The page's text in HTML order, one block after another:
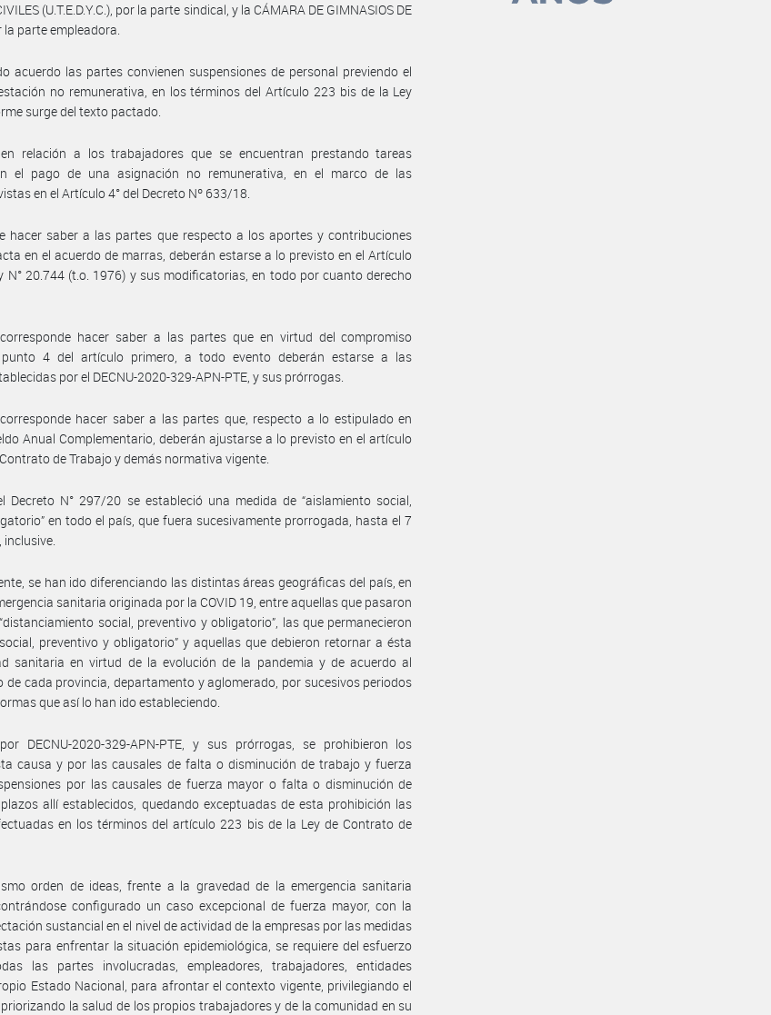
(U.T.E.D.Y.C.), por la parte sindical, y la CÁMARA DE GIMNASIOS DE
la parte empleadora.
acuerdo las partes convienen suspensiones de personal previendo el
no remunerativa, en los términos del Artículo 223 bis de la Ley
surge del texto pactado.
relación a los trabajadores que se encuentran prestando tareas
el pago de una asignación no remunerativa, en el marco de las
en el Artículo 4° del Decreto Nº 633/18.
hacer saber a las partes que respecto a los aportes y contribuciones
en el acuerdo de marras, deberán estarse a lo previsto en el Artículo
N° 20.744 (t.o. 1976) y sus modificatorias, en todo por cuanto derecho
hacer saber a las partes que en virtud del compromiso
4 del artículo primero, a todo evento deberán estarse a las
por el DECNU-2020-329-APN-PTE, y sus prórrogas.
hacer saber a las partes que, respecto a lo estipulado en
Anual Complementario, deberán ajustarse a lo previsto en el artículo
de Trabajo y demás normativa vigente.
Decreto N° 297/20 se estableció una medida de “aislamiento social,
en todo el país, que fuera sucesivamente prorrogada, hasta el 7
inclusive.
se han ido diferenciando las distintas áreas geográficas del país, en
sanitaria originada por la COVID 19, entre aquellas que pasaron
social, preventivo y obligatorio”, las que permanecieron
preventivo y obligatorio” y aquellas que debieron retornar a ésta
sanitaria en virtud de la evolución de la pandemia y de acuerdo al
cada provincia, departamento y aglomerado, por sucesivos periodos
que así lo han ido estableciendo.
DECNU-2020-329-APN-PTE, y sus prórrogas, se prohibieron los
causa y por las causales de falta o disminución de trabajo y fuerza
por las causales de fuerza mayor o falta o disminución de
allí establecidos, quedando exceptuadas de esta prohibición las
en los términos del artículo 223 bis de la Ley de Contrato de
orden de ideas, frente a la gravedad de la emergencia sanitaria
configurado un caso excepcional de fuerza mayor, con la
sustancial en el nivel de actividad de la empresas por las medidas
para enfrentar la situación epidemiológica, se requiere del esfuerzo
las partes involucradas, empleadores, trabajadores, entidades
Estado Nacional, para afrontar el contexto vigente, privilegiando el
la salud de los propios trabajadores y de la comunidad en su